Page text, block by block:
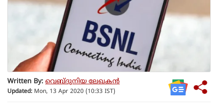
Written By: വെബ്ദുനിയ ലേഖകൻ
Updated: Mon, 13 Apr 2020 (10:33 IST)